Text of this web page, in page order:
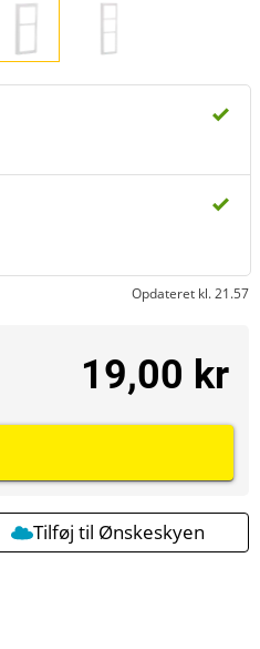
Opdateret kl. 21.57
19,00 kr
Tilføj til Ønskeskyen